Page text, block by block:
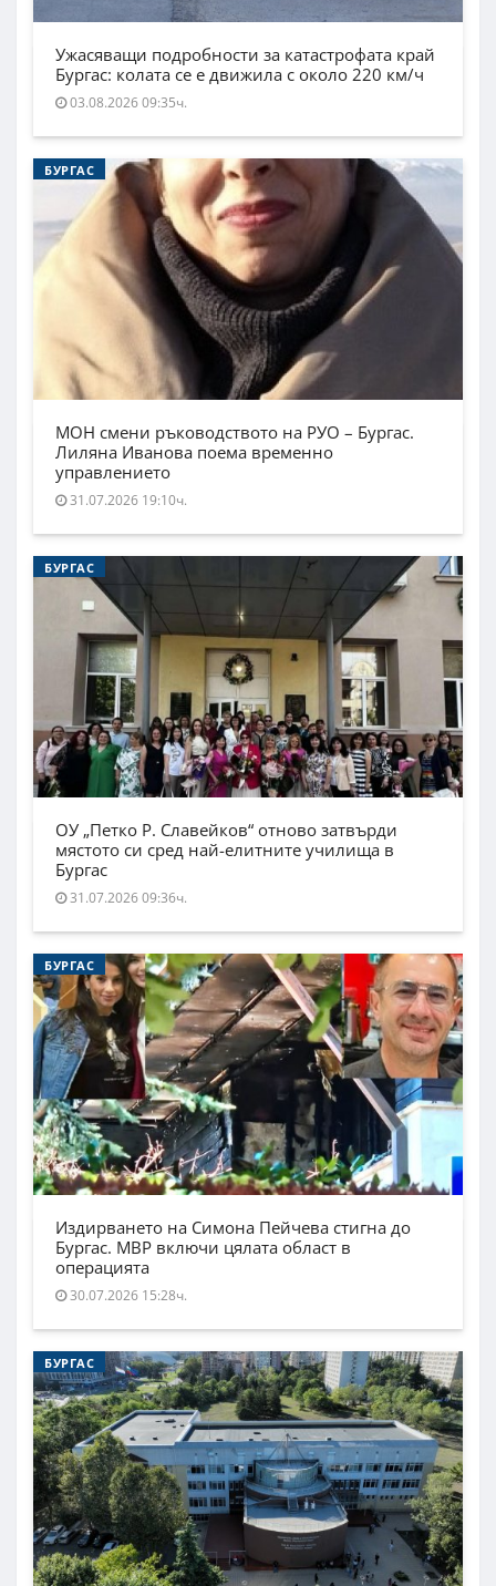
Ужасяващи подробности за катастрофата край
Бургас: колата се е движила с около 220 км/ч
03.08.2026 09:35ч.
БУРГАС
МОН смени ръководството на РУО – Бургас.
Лиляна Иванова поема временно
управлението
31.07.2026 19:10ч.
БУРГАС
ОУ „Петко Р. Славейков“ отново затвърди
мястото си сред най-елитните училища в
Бургас
31.07.2026 09:36ч.
БУРГАС
Издирването на Симона Пейчева стигна до
Бургас. МВР включи цялата област в
операцията
30.07.2026 15:28ч.
БУРГАС